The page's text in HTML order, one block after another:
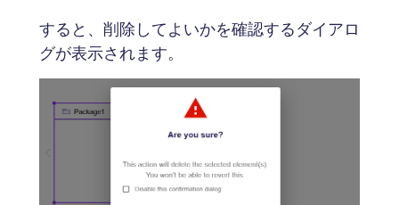
すると、削除してよいかを確認するダイアロ
グが表示されます。